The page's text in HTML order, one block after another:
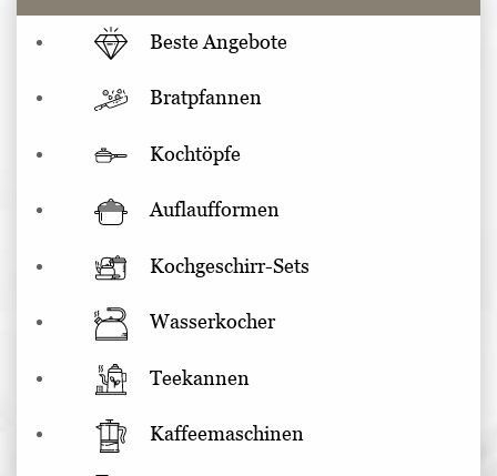
Beste Angebote
Bratpfannen
Kochtöpfe
Auflaufformen
Kochgeschirr-Sets
Wasserkocher
Teekannen
Kaffeemaschinen